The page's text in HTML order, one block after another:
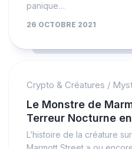
panique…
26 OCTOBRE 2021
Crypto & Créatures /
Le Monstre de
Terreur Nocturne
L’histoire de la créature